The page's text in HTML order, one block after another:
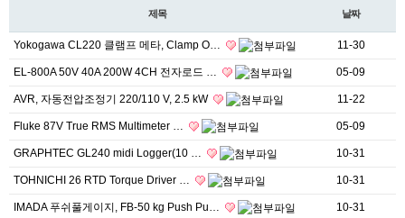
제목 날짜
Yokogawa CL220 클램프 메타, Clamp O… 11-30
EL-800A 50V 40A 200W 4CH 전자로드 … 05-09
AVR, 자동전압조정기 220/110 V, 2.5 kW 11-22
Fluke 87V True RMS Multimeter … 05-09
GRAPHTEC GL240 midi Logger(10 … 10-31
TOHNICHI 26 RTD Torque Driver … 10-31
IMADA 푸쉬풀게이지, FB-50 kg Push Pu… 10-31